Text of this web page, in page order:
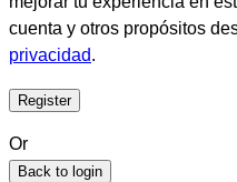
cuenta y otros propósitos
privacidad.
Or
Back to login